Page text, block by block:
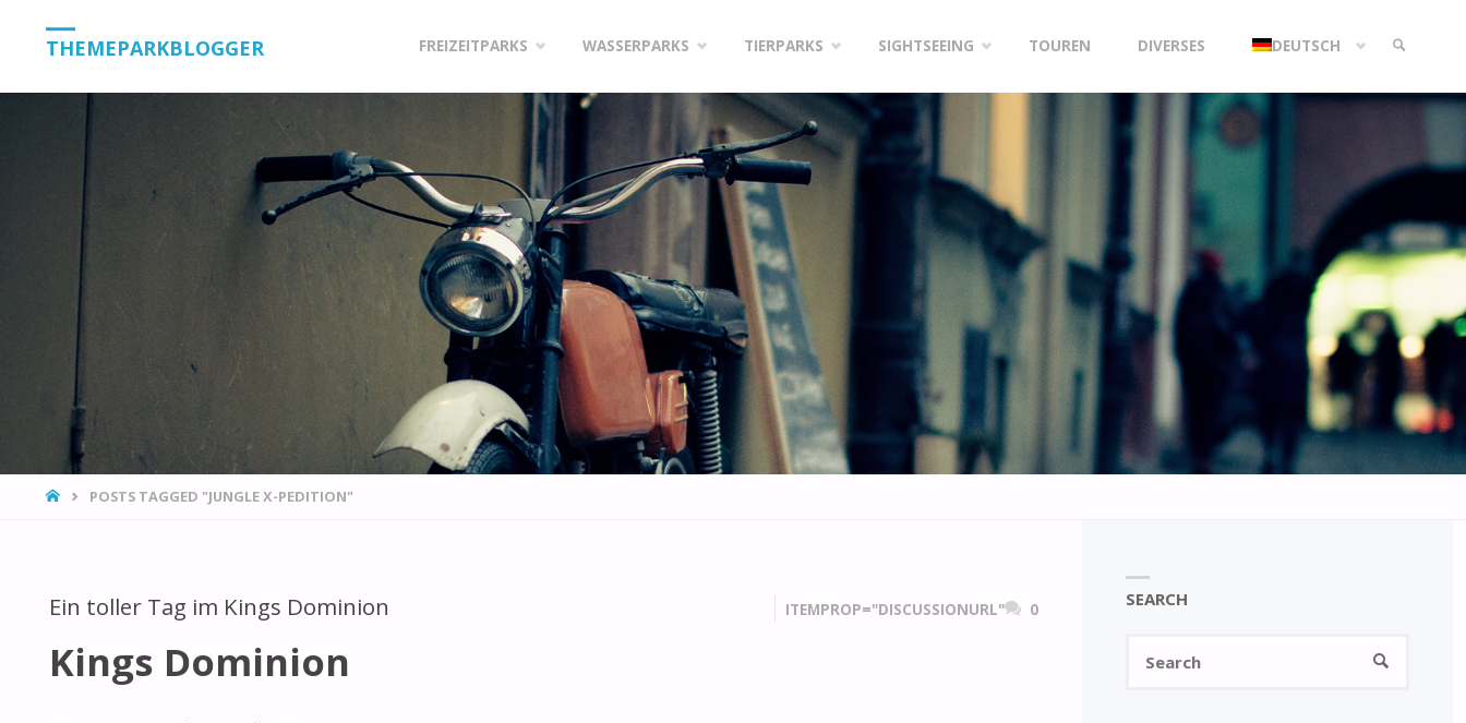
THEMEPARKBLOGGER
content
FREIZEITPARKS WASSERPARKS TIERPARKS SIGHTSEEING TOUREN DIVERSES DEUTSCH
HOMEPOSTS TAGGED "JUNGLE X-PEDITION"
Ein toller Tag im Kings Dominion ITEMPROP="DISCUSSIONURL" 0
Kings Dominion
SEARCH
SEARCH